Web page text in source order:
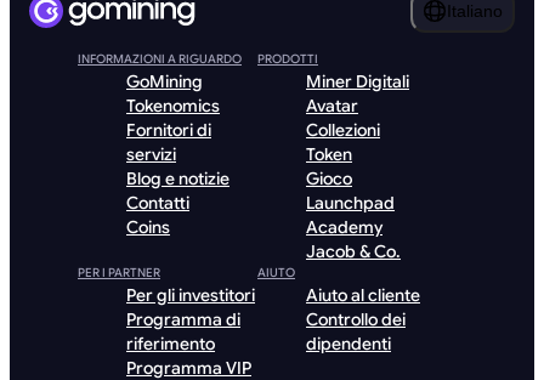
Italiano
INFORMAZIONI A RIGUARDO
GoMining
Tokenomics
Fornitori di
servizi
Blog e notizie
Contatti
Coins
PRODOTTI
Miner Digitali
Avatar
Collezioni
Token
Gioco
Launchpad
Academy
Jacob & Co.
PER I PARTNER
Per gli investitori
Programma di
riferimento
Programma VIP
AIUTO
Aiuto al cliente
Controllo dei
dipendenti